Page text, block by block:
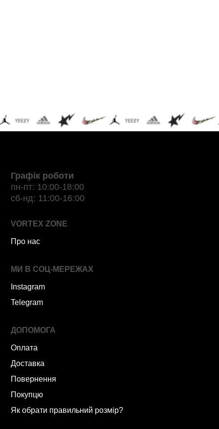
Графік роботи
пн-пт: 10:00-18:00
сб-нд: 11:00-16:00
VORTEX ZONE
Про нас
МИ В СОЦ-МЕРЕЖАХ
Instagram
Telegram
ДОПОМОГА
Оплата
Доставка
Повернення
Покупцю
Як обрати правильний розмір?